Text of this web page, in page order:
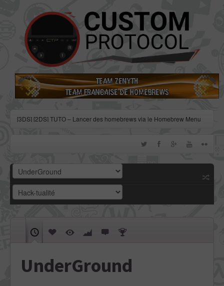
[3DS] [2DS] TUTO – Lancer des homebrews via le Homebrew Menu
[3DS] [2DS] TUTO - Utiliser l’exploit BannerBomb3 pour obtenir un
[3DS] [2DS] TUTO – Obtenir sa clé « movable.sed » de chiffrage
DSiWare via Seedminer
[Vita] Firmware 3.71 : et un nouveau firmware inutile, un !
UnderGround